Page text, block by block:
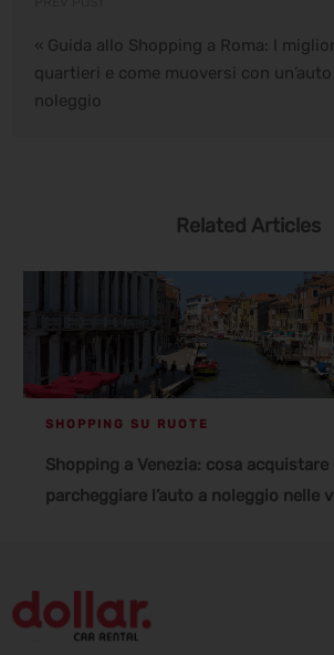
« Guida allo Shopping a Roma: I
quartieri e come muoversi con un’auto
noleggio
Related Articles
SHOPPING SU RUOTE
Shopping a Venezia: cosa acquistare
parcheggiare l’auto a noleggio nelle